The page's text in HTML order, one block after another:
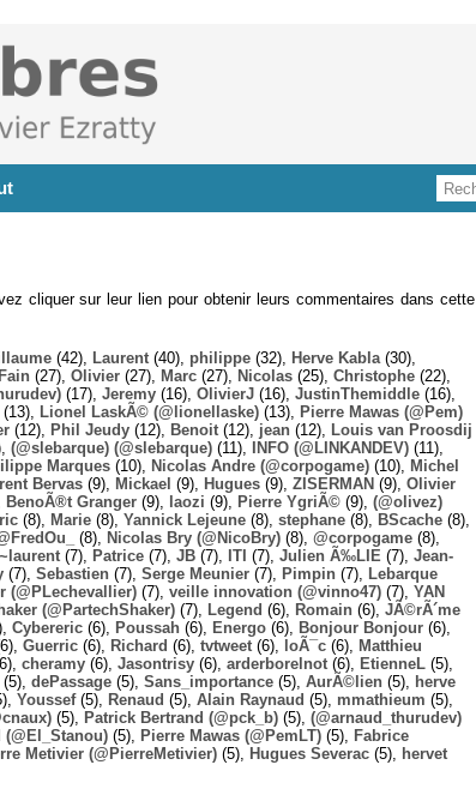
cliquer sur leur lien pour obtenir leurs commentaires dans cette
(42), Laurent (40), philippe (32), Herve Kabla (30),
(27), Olivier (27), Marc (27), Nicolas (25), Christophe (22),
(17), Jeremy (16), OlivierJ (16), JustinThemiddle (16),
(13), Lionel LaskÃ© (@lionellaske) (13),
Pierre Mawas (@Pem)
(12), Phil Jeudy (12), Benoit (12), jean (12),
Louis van Proosdij
(@slebarque) (@slebarque) (11), INFO (@LINKANDEV) (11),
Marques (10), Nicolas Andre (@corpogame) (10),
Michel
Bervas (9), Mickael (9), Hugues (9), ZISERMAN (9), Olivier
BenoÃ®t Granger (9), laozi (9), Pierre YgriÃ© (9), (@olivez)
(8), Marie (8), Yannick Lejeune (8), stephane (8), BScache (8),
(8), Nicolas Bry (@NicoBry) (8), @corpogame (8),
~laurent (7), Patrice (7), JB (7), ITI (7), Julien Ã‰LIE (7), Jean-
(7), Sebastien (7), Serge Meunier (7), Pimpin (7),
Lebarque
(@PLechevallier) (7), veille innovation (@vinno47) (7), YAN
(@PartechShaker) (7), Legend (6), Romain (6), JÃ©rÃ´me
Cybereric (6), Poussah (6), Energo (6), Bonjour Bonjour (6),
Guerric (6), Richard (6), tvtweet (6), loÃ¯c (6),
Matthieu
cheramy (6), Jasontrisy (6), arderborelnot (6), EtienneL (5),
(5), dePassage (5), Sans_importance (5), AurÃ©lien (5),
herve
Youssef(5), Renaud (5), Alain Raynaud (5), mmathieum (5),
(5), Patrick Bertrand (@pck_b) (5), (@arnaud_thurudev)
(5), Pierre Mawas (@PemLT) (5),
Fabrice
Metivier (@PierreMetivier) (5), Hugues Severac (5),
hervet